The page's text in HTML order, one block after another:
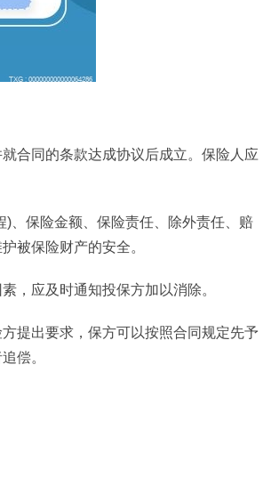
合同的条款达成协议后成立。保险人应
、保险金额、保险责任、除外责任、赔
被保险财产的安全。
，应及时通知投保方加以消除。
提出要求，保方可以按照合同规定先予
偿。